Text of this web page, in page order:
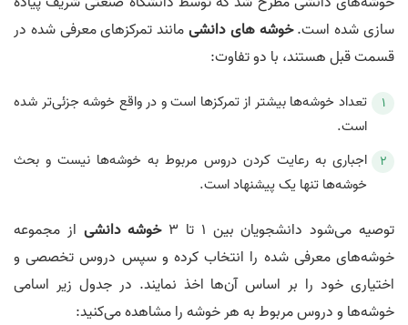
سازی شده است.خوشه های دانشیمانند تمرکزهای معرفی شده در
قسمت قبل هستند، با دو تفاوت:
تعداد خوشه‌ها بیشتر از تمرکزها است و در واقع خوشه جزئی‌تر شده
است.
اجباری به رعایت کردن دروس مربوط به خوشه‌ها نیست و بحث
خوشه‌ها تنها یک پیشنهاد است.
توصیه می‌شود دانشجویان بین 1 تا 3 خوشه دانشی از مجموعه
خوشه‌های معرفی شده را انتخاب کرده و سپس دروس تخصصی و
اختیاری خود را بر اساس آن‌ها اخذ نمایند. در جدول زیر اسامی
خوشه‌ها و دروس مربوط به هر خوشه را مشاهده می‌کنید: